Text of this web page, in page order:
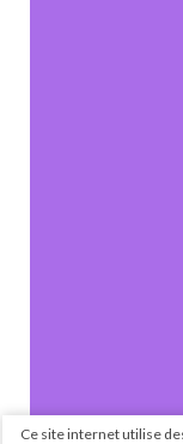
Ce site internet utilise